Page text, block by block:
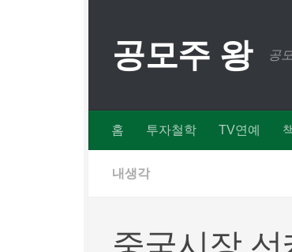
공모주 왕 공
홈 투자철학 TV연예
내생각